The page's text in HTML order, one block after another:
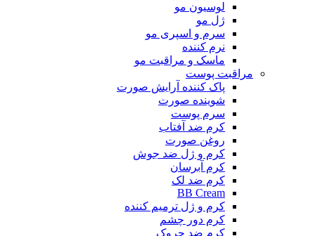
لوسیون مو
ژل مو
سرم و اسپری مو
نرم کننده
ماسک و مراقبت مو
مراقبت پوست
پاک کننده آرایش صورت
شوینده صورت
سرم پوست
کرم ضد آفتاب
روغن صورت
کرم و ژل ضد جوش
کرم آبرسان
کرم ضد لک
BB Cream
کرم و ژل ترمیم کننده
کرم دور چشم
کرم ضد چروک